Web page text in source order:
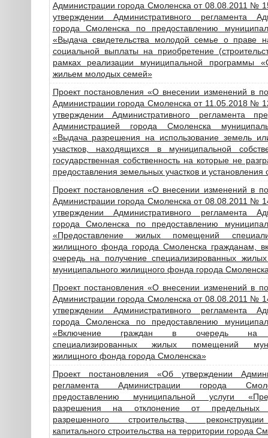
Администрации города Смоленска от 08.08.2011 №
утверждении Административного регламента
города Смоленска по предоставлению
«Выдача свидетельства молодой семье о праве
социальной выплаты на приобретение
рамках реализации муниципальной программы
жильем молодых семей»
Проект постановления «О внесении изменений в
Администрации города Смоленска от 11.05.2018 №
утверждении Административного регламента
Администрацией города Смоленска
«Выдача разрешения на использование земель
участков, находящихся в муниципальной
государственная собственность на которые не
предоставления земельных участков и установления
Проект постановления «О внесении изменений в
Администрации города Смоленска от 08.08.2011 №
утверждении Административного регламента
города Смоленска по предоставлению
«Предоставление жилых помещений
жилищного фонда города Смоленска гражданам,
очередь на получение специализированных
муниципального жилищного фонда города
Проект постановления «О внесении изменений в
Администрации города Смоленска от 08.08.2011 №
утверждении Административного регламента
города Смоленска по предоставлению
«Включение граждан в очередь на
специализированных жилых помещений
жилищного фонда города Смоленска»
Проект постановления «Об утверждении
регламента Администрации города
предоставлению муниципальной услуги
разрешения на отклонение от предельных
разрешенного строительства,
капитального строительства на территории города